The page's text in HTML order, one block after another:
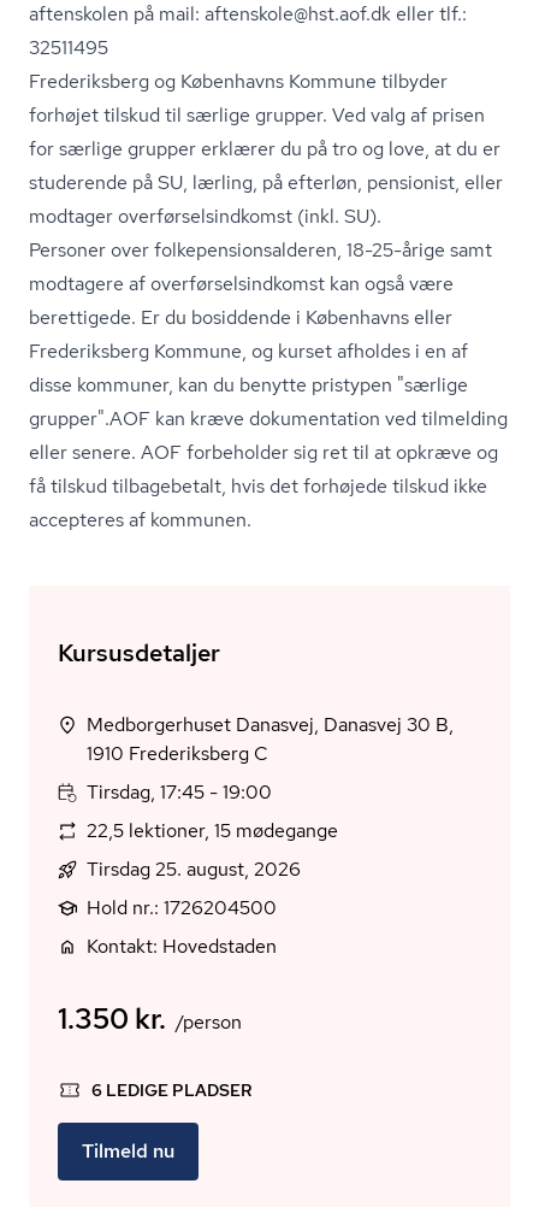
aftenskolen på mail: aftenskole@hst.aof.dk eller tlf.:
32511495
Frederiksberg og Københavns Kommune tilbyder
forhøjet tilskud til særlige grupper. Ved valg af prisen
for særlige grupper erklærer du på tro og love, at du er
studerende på SU, lærling, på efterløn, pensionist, eller
modtager over­før­sels­ind­komst (inkl. SU).
Personer over fol­ke­pen­sions­al­de­ren, 18-25-årige samt
modtagere af over­før­sels­ind­komst kan også være
berettigede. Er du bosiddende i Københavns eller
Frederiksberg Kommune, og kurset afholdes i en af
disse kommuner, kan du benytte pristypen "særlige
grupper".AOF kan kræve dokumentation ved tilmelding
eller senere. AOF forbeholder sig ret til at opkræve og
få tilskud tilbagebetalt, hvis det forhøjede tilskud ikke
accepteres af kommunen.
Kursusdetaljer
Medborgerhuset Danasvej, Danasvej 30 B,
1910 Frederiksberg C
Tirsdag, 17:45 - 19:00
22,5 lektioner, 15 mødegange
Tirsdag 25. august, 2026
Hold nr.: 1726204500
Kontakt: Hovedstaden
1.350 kr. /person
6 LEDIGE PLADSER
Tilmeld nu